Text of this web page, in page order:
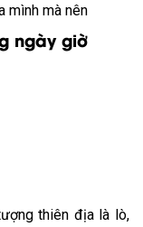
mình mà nên
ngày giờ
thiên địa là lò,